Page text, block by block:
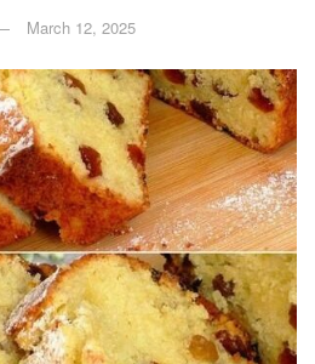
March 12, 2025